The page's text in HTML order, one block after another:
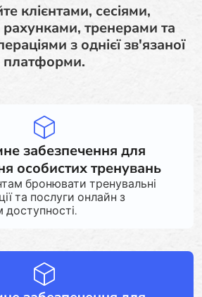
клієнтами, сесіями,
тренерами та
з однієї зв'язаної
платформи.
забезпечення для
особистих тренувань
бронювати тренувальні
та послуги онлайн з